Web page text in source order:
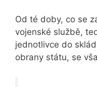
Od té doby, co se
vojenské službě,
jednotlivce do
obrany státu, se